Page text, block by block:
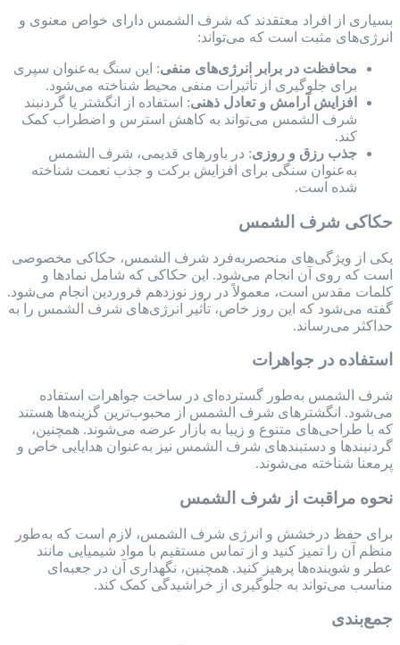
بسیاری از افراد معتقدند که شرف الشمس دارای خواص معنوی و
انرژی‌های مثبت است که می‌تواند:
محافظت در برابر انرژی‌های منفی: این سنگ به‌عنوان سپری
برای جلوگیری از تأثیرات منفی محیط شناخته می‌شود.
افزایش آرامش و تعادل ذهنی: استفاده از انگشتر یا گردنبند
شرف الشمس می‌تواند به کاهش استرس و اضطراب کمک
کند.
جذب رزق و روزی: در باورهای قدیمی، شرف الشمس
به‌عنوان سنگی برای افزایش برکت و جذب نعمت شناخته
شده است.
حکاکی شرف الشمس
یکی از ویژگی‌های منحصربه‌فرد شرف الشمس، حکاکی مخصوصی
است که روی آن انجام می‌شود. این حکاکی که شامل نمادها و
کلمات مقدس است، معمولاً در روز نوزدهم فروردین انجام می‌شود.
گفته می‌شود که این روز خاص، تأثیر انرژی‌های شرف الشمس را به
حداکثر می‌رساند.
استفاده در جواهرات
شرف الشمس به‌طور گسترده‌ای در ساخت جواهرات استفاده
می‌شود. انگشترهای شرف الشمس از محبوب‌ترین گزینه‌ها هستند
که با طراحی‌های متنوع و زیبا به بازار عرضه می‌شوند. همچنین،
گردنبندها و دستبندهای شرف الشمس نیز به‌عنوان هدایایی خاص و
پرمعنا شناخته می‌شوند.
نحوه مراقبت از شرف الشمس
برای حفظ درخشش و انرژی شرف الشمس، لازم است که به‌طور
منظم آن را تمیز کنید و از تماس مستقیم با مواد شیمیایی مانند
عطر و شوینده‌ها پرهیز کنید. همچنین، نگهداری آن در جعبه‌ای
مناسب می‌تواند به جلوگیری از خراشیدگی کمک کند.
جمع‌بندی